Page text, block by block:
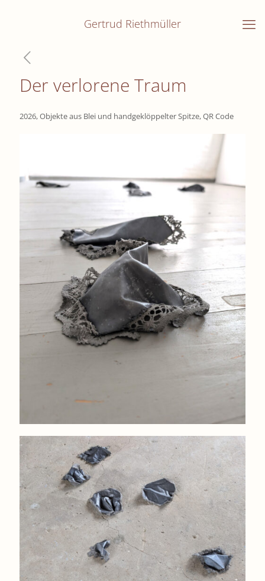
Gertrud Riethmüller
Der verlorene Traum
2026, Objekte aus Blei und handgeklöppelter Spitze, QR Code